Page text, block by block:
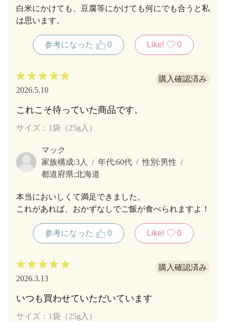
白米にかけても、豆腐等にかけても何にでも合うと私
は思います。
参考になった 0 Like! 0
2026.5.10
これこそ待っていた商品です。
サイズ：1袋（25g入）
マック
家族構成:3人 年代:60代 性別:男性
都道府県:北海道
本当においしくて満足できました。
これがあれば、おかずなしでご飯が食べられますよ！
参考になった 0 Like! 0
2026.3.13
いつも買わせていただいています
サイズ：1袋（25g入）